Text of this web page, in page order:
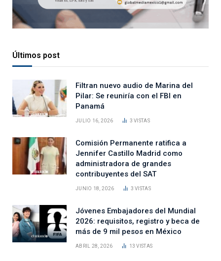
Últimos post
Filtran nuevo audio de Marina del
Pilar: Se reuniría con el FBI en
Panamá
JULIO 16, 2026 3VISTAS
Comisión Permanente ratifica a
Jennifer Castillo Madrid como
administradora de grandes
contribuyentes del SAT
JUNIO 18, 2026 3VISTAS
Jóvenes Embajadores del Mundial
2026: requisitos, registro y beca de
más de 9 mil pesos en México
ABRIL 28, 2026 13VISTAS